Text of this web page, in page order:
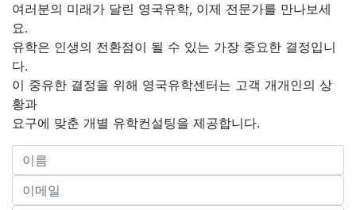
여러분의 미래가 달린 영국유학, 이제 전문가를 만나보세
요.
유학은 인생의 전환점이 될 수 있는 가장 중요한 결정입니
다.
이 중유한 결정을 위해 영국유학센터는 고객 개개인의 상
황과
요구에 맞춘 개별 유학컨설팅을 제공합니다.